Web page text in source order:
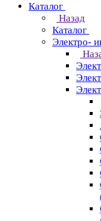
Каталог
Назад
Каталог
Электро-